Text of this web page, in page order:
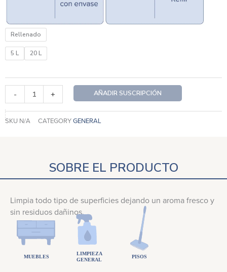
Rellenado
5 L 20 L
-
Limpiador
Multiusos
2
Meses
cantidad
+ AÑADIR SUSCRIPCIÓN
SKU N/A CATEGORYGENERAL
SOBRE EL PRODUCTO
Limpia todo tipo de superficies dejando un aroma fresco y
sin residuos dañinos.